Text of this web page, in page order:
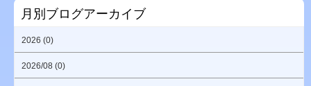
月別ブログアーカイブ
2026 (0)
2026/08 (0)